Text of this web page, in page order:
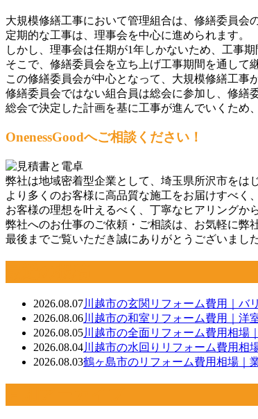
大規模修繕工事において管理組合は、修繕委員会
定期的な工事は、理事会を中心に進められます。
しかし、理事会は任期が1年しかないため、工事
そこで、修繕委員会を立ち上げ工事期間を通して
この修繕委員会が中心となって、大規模修繕工事
修繕委員会ではない組合員は総会に参加し、修繕
総会で決定した計画を基に工事が進んでいくため
OnenessGoodへご相談ください！
弊社は地域密着型企業として、埼玉県所沢市をは
より多くのお客様に高品質な施工をお届けすべく
お客様の理想を叶えるべく、丁寧なヒアリングか
弊社へのお仕事のご依頼・ご相談は、お気軽に弊
最後までご覧いただき誠にありがとうございました
2026.08.07川越市の玄関リフォーム費用｜バ
2026.08.06川越市の和室リフォーム費用｜洋
2026.08.05川越市の全面リフォーム費用相場
2026.08.04川越市の水回りリフォーム費用相
2026.08.03鶴ヶ島市のリフォーム費用相場｜